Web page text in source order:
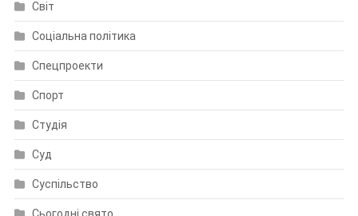
Світ
Соціальна політика
Спецпроекти
Спорт
Студія
Суд
Суспільство